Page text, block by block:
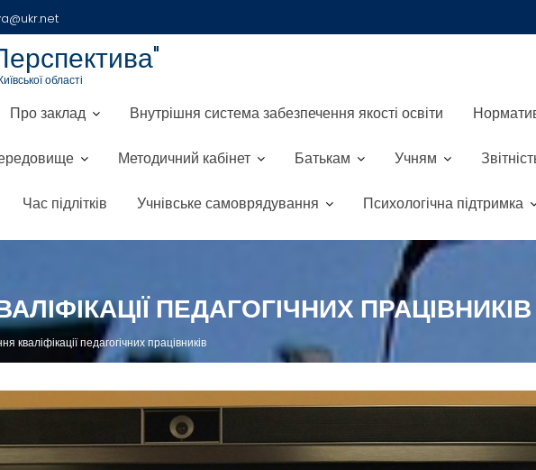
області
Про заклад Внутрішня система забезпечення якості освіти
Методичний кабінет Батькам Учням
Час підлітків Учнівське самоврядування Психологічна підтримка
ПЕДАГОГІЧНИХ ПРАЦІВНИКІВ
кваліфікації педагогічних працівників